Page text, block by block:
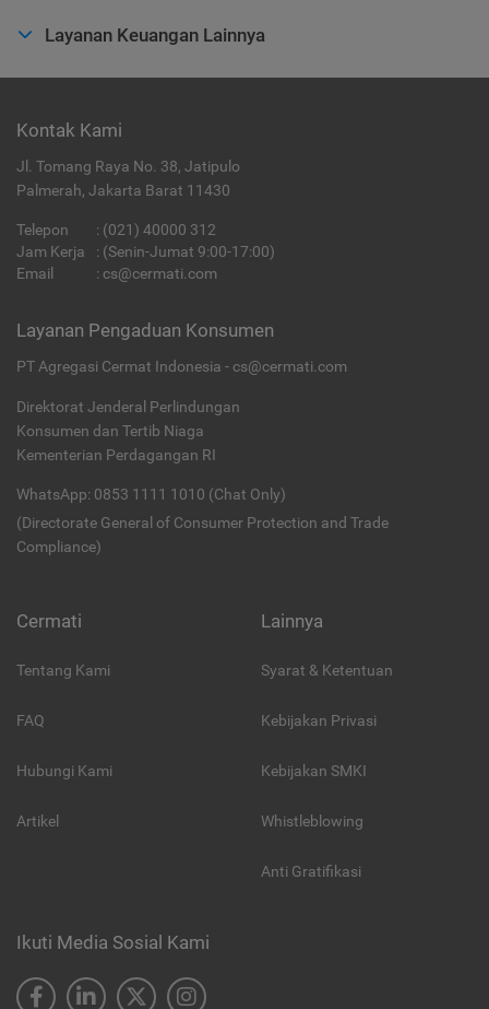
Layanan Keuangan Lainnya
Kontak Kami
Jl. Tomang Raya No. 38, Jatipulo
Palmerah, Jakarta Barat 11430
Telepon : (021) 40000 312
Jam Kerja
: (Senin-Jumat 9:00-17:00)
Email
: cs@cermati.com
Layanan Pengaduan Konsumen
PT Agregasi Cermat Indonesia - cs@cermati.com
Direktorat Jenderal Perlindungan
Konsumen dan Tertib Niaga
Kementerian Perdagangan RI
WhatsApp: 0853 1111 1010 (Chat Only)
(Directorate General of Consumer Protection and Trade
Compliance)
Cermati
Tentang Kami
FAQ
Hubungi Kami
Artikel
Lainnya
Syarat & Ketentuan
Kebijakan Privasi
Kebijakan SMKI
Whistleblowing
Anti Gratifikasi
Ikuti Media Sosial Kami